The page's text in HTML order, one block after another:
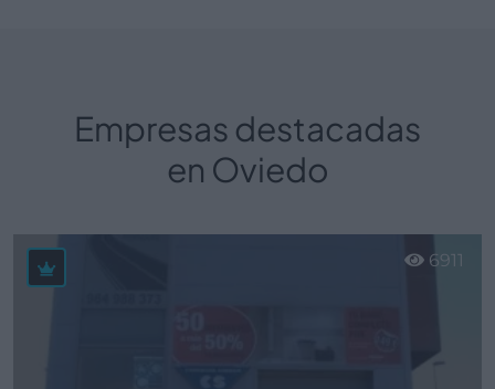
Empresas destacadas
en Oviedo
6911